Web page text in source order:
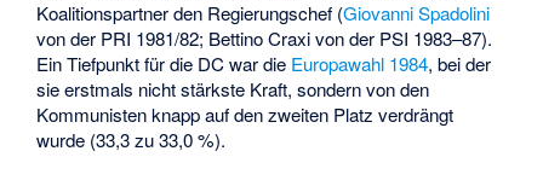
Koalitionspartner den Regierungschef (Giovanni Spadolini
von der PRI 1981/82; Bettino Craxi von der PSI 1983–87).
Ein Tiefpunkt für die DC war die Europawahl 1984, bei der
sie erstmals nicht stärkste Kraft, sondern von den
Kommunisten knapp auf den zweiten Platz verdrängt
wurde (33,3 zu 33,0 %).